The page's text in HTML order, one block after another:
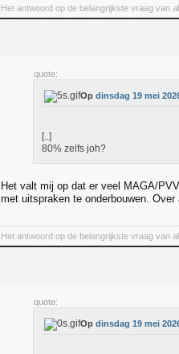
Het antwoord op de belangrijkste vraag van
quote:
Op dinsdag 19 mei
[..]
80% zelfs joh?
Het valt mij op dat er veel MAGA/
met uitspraken te onderbouwen.
Het antwoord op de belangrijkste vraag van
quote:
Op dinsdag 19 mei